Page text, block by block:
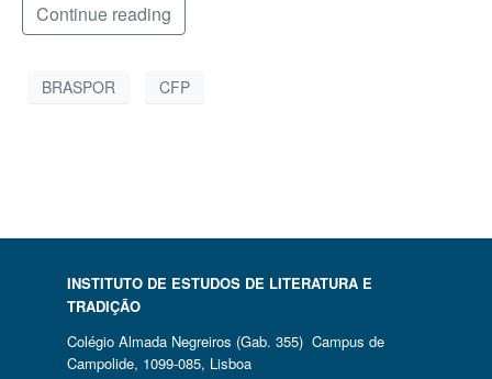
Continue reading
BRASPOR CFP
INSTITUTO DE ESTUDOS DE LITERATURA E
TRADIÇÃO
Colégio Almada Negreiros (Gab. 355) Campus de
Campolide, 1099-085, Lisboa